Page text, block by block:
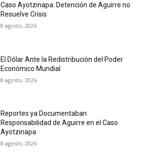
Caso Ayotzinapa: Detención de Aguirre no
Resuelve Crisis
8 agosto, 2026
El Dólar Ante la Redistribución del Poder
Económico Mundial
8 agosto, 2026
Reportes ya Documentaban
Responsabilidad de Aguirre en el Caso
Ayotzinapa
8 agosto, 2026